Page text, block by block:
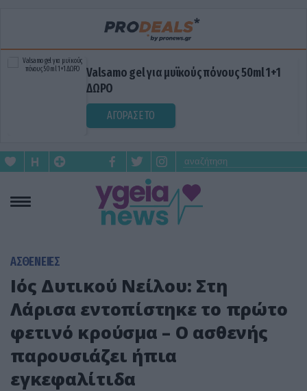
Valsamo gel για μυϊκούς πόνους 50ml 1+1
ΔΩΡΟ
ΑΓΟΡΑΣΕ ΤΟ
ΑΣΘΕΝΕΙΕΣ
Ιός Δυτικού Νείλου: Στη
Λάρισα εντοπίστηκε το πρώτο
φετινό κρούσμα – Ο ασθενής
παρουσιάζει ήπια
εγκεφαλίτιδα